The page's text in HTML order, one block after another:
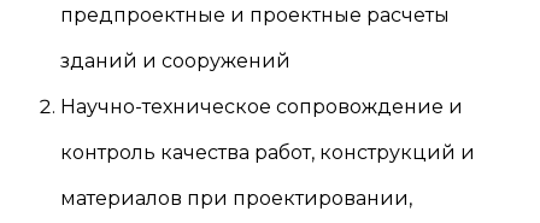
предпроектные и проектные расчеты
зданий и сооружений
Научно-техническое сопровождение и
контроль качества работ, конструкций и
материалов при проектировании,